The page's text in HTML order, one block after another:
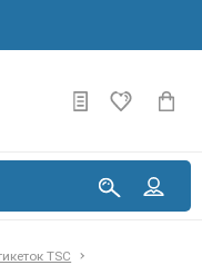
TSC